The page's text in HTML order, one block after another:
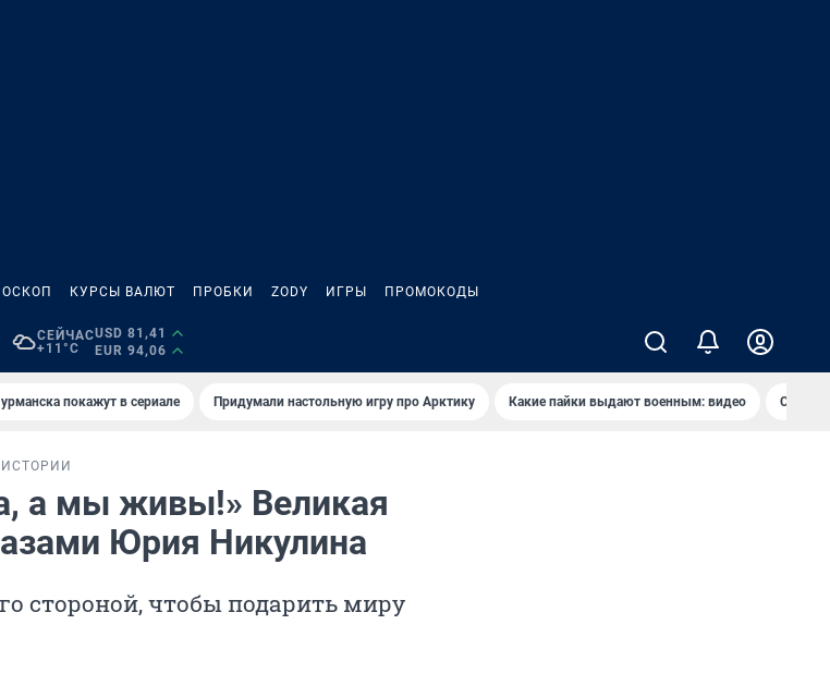
КУРСЫ ВАЛЮТ ПРОБКИ ZODY ИГРЫ ПРОМОКОДЫ
СЕЙЧАС
+11°C
USD 81,41
EUR 94,06
покажут в сериале Придумали настольную игру про Арктику Какие пайки выдают военным: видео Самая
ИСТОРИИ
а мы живы!» Великая
Юрия Никулина
стороной, чтобы подарить миру